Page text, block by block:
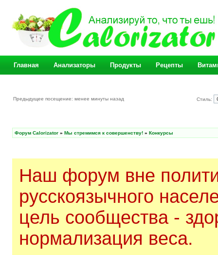
Главная Анализаторы Продукты Рецепты
Предыдущее посещение: менее минуты назад Стиль:
Форум Calorizator » Мы стремимся к совершенству! » Конкурсы
Наш форум вне
русскоязычного
цель сообщества -
нормализация веса.